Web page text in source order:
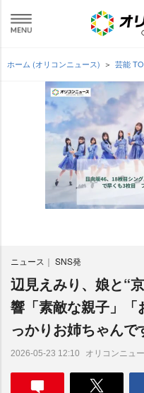
ホーム (オリコンニュース) 芸能
ニュース SNS発
辺見えみり、娘と“
響「素敵な親子」
っかりお姉ちゃんで
2026-05-23 12:10 オリコンニュ